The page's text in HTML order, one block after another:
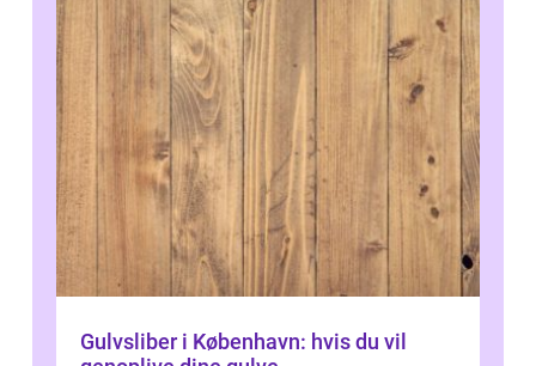
Gulvsliber i København: hvis du vil